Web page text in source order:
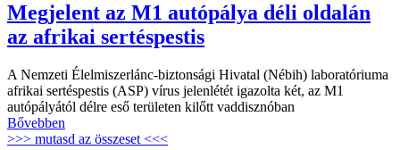
Megjelent az M1 autópálya déli oldalán
az afrikai sertéspestis
A Nemzeti Élelmiszerlánc-biztonsági Hivatal (Nébih) laboratóriuma
afrikai sertéspestis (ASP) vírus jelenlétét igazolta két, az M1
autópályától délre eső területen kilőtt vaddisznóban
Bővebben
>>> mutasd az összeset <<<